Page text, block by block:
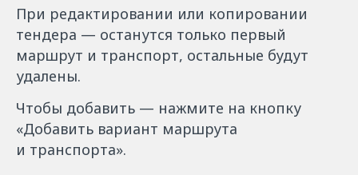
При редактировании или копировании
тендера — останутся только первый
маршрут и транспорт, остальные будут
удалены.
Чтобы добавить — нажмите на кнопку
«Добавить вариант маршрута
и транспорта».